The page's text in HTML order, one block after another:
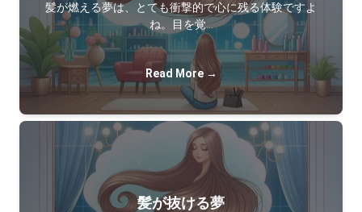
髪が燃える夢は、とても衝撃的で心に残る体験ですよ
ね。目を覚…
Read More →
髪が抜ける夢